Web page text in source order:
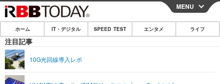
CLOSE
ホーム
IT・デジタル
SPEED TEST
MENU
ホーム IT・デジタル SPEED TEST エンタメ ライフ
注目記事
10G光回線導入レポ